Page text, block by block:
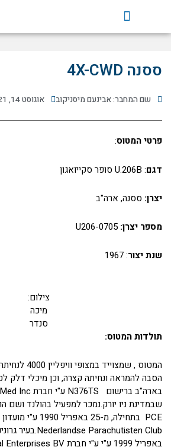
ססנה 4X-CWD
שם המחבר: אבינעם מיסניקוב אוגוסט 14, 2021
פרטי המטוס:
דגם: U.206B סופר סקייואגון
יצרן: ססנה, ארה"ב
מספר יצרן:
שנת יצור: 1967
צילום:
מיכה
סנדר
תולדות המטוס:
המטוס ,
הסבה להמראה ונחיתה קצרה, וכן מיכלי דלק
באפריל 1999 ע"י ע"י חברת General Enterprises BV באלדה.